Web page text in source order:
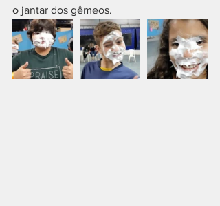
o jantar dos gêmeos.